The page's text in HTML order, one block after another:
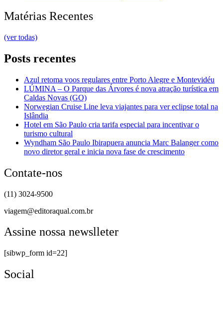
Matérias Recentes
(ver todas)
Posts recentes
Azul retoma voos regulares entre Porto Alegre e Montevidéu
LÚMINA – O Parque das Árvores é nova atração turística em
Caldas Novas (GO)
Norwegian Cruise Line leva viajantes para ver eclipse total na
Islândia
Hotel em São Paulo cria tarifa especial para incentivar o
turismo cultural
Wyndham São Paulo Ibirapuera anuncia Marc Balanger como
novo diretor geral e inicia nova fase de crescimento
Contate-nos
(11) 3024-9500
viagem@editoraqual.com.br
Assine nossa newslleter
[sibwp_form id=22]
Social